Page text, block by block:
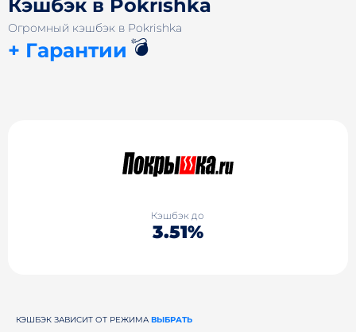
Кэшбэк в Pokrishka
Огромный кэшбэк в Pokrishka
+ Гарантии 💣
Кэшбэк до
3.51%
КЭШБЭК ЗАВИСИТ ОТ РЕЖИМА ВЫБРАТЬ